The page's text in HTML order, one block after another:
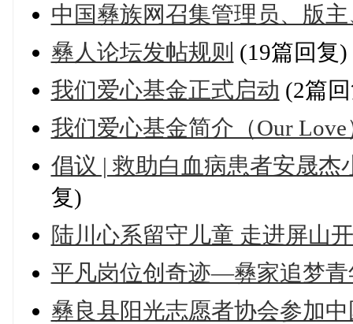
中国彝族网召集管理员、版
彝人论坛发帖规则 (19篇回复)
我们爱心基金正式启动 (2篇
我们爱心基金简介（Our Love
倡议 | 救助白血病患者安晟
复)
陆川心系留守儿童 走进屏山
平凡岗位创奇迹—彝家追梦
彝良县阳光志愿者协会参加